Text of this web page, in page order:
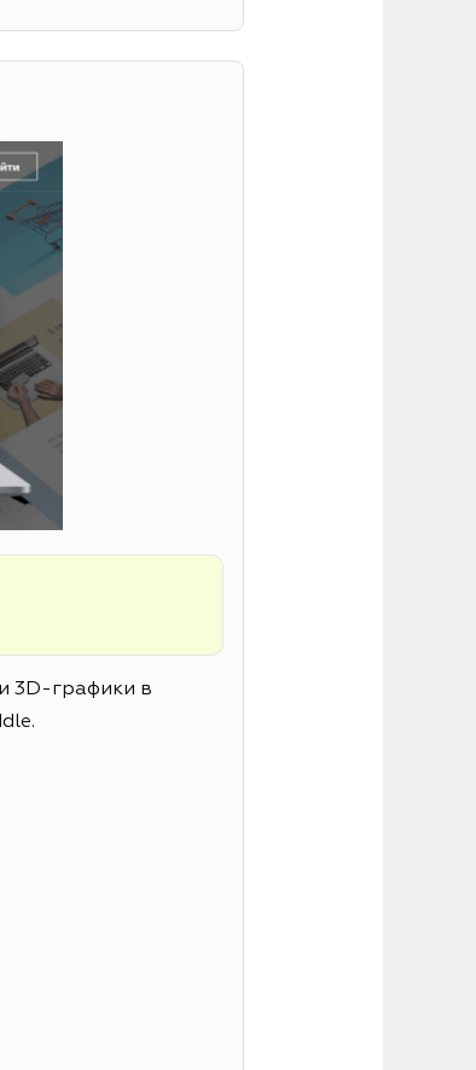
3D-графики в